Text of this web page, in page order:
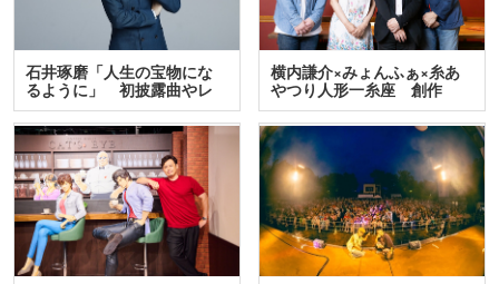
石井琢磨「人生の宝物にな
るように」 初披露曲やレ
ア…
横内謙介×みょんふぁ×糸あ
やつり人形一糸座 創作
人…